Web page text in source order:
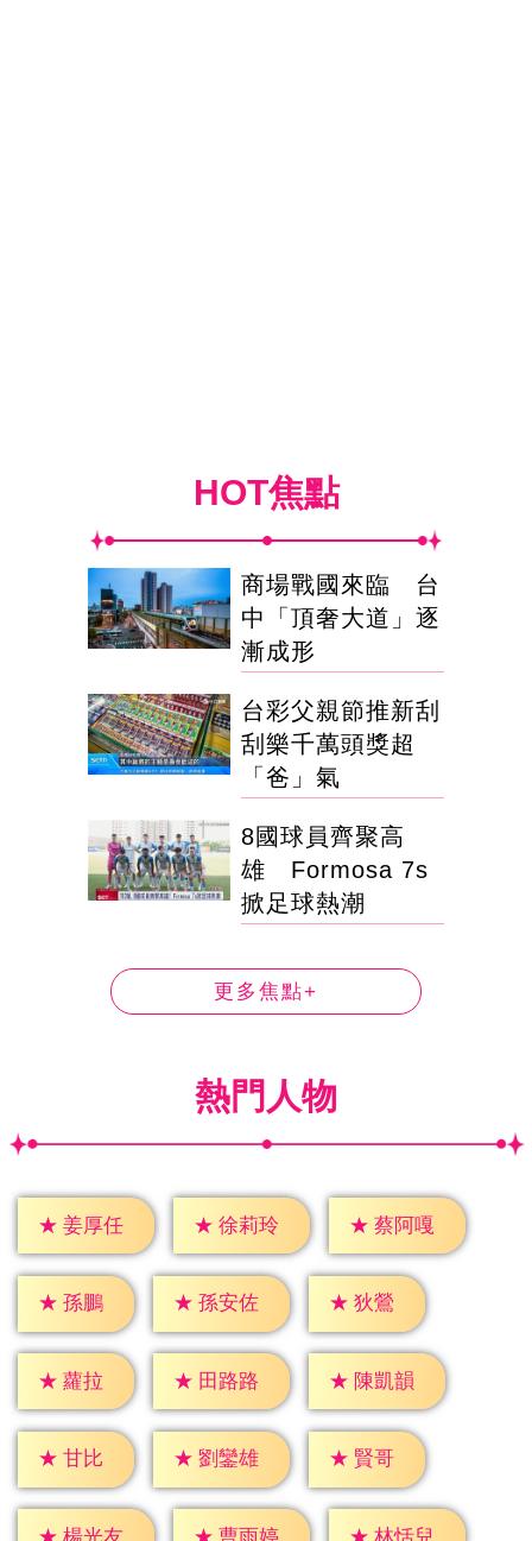
HOT焦點
商場戰國來臨 台
中「頂奢大道」逐
漸成形
台彩父親節推新刮
刮樂千萬頭獎超
「爸」氣
8國球員齊聚高
雄 Formosa 7s
掀足球熱潮
更多焦點+
熱門人物
★ 姜厚任 ★ 徐莉玲 ★ 蔡阿嘎
★ 孫鵬 ★ 孫安佐 ★ 狄鶯
★ 蘿拉 ★ 田路路 ★ 陳凱韻
★ 甘比 ★ 劉鑾雄 ★ 賢哥